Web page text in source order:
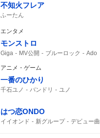
不知火フレア
ふーたん
エンタメ
モンストロ
Giga MV公開 ブルーロック
Ado
アニメ・ゲーム
一番のひかり
千石ユノ バンドリ ユノ
はつ恋ONDO
イイオンド 新グループ
デビュー曲